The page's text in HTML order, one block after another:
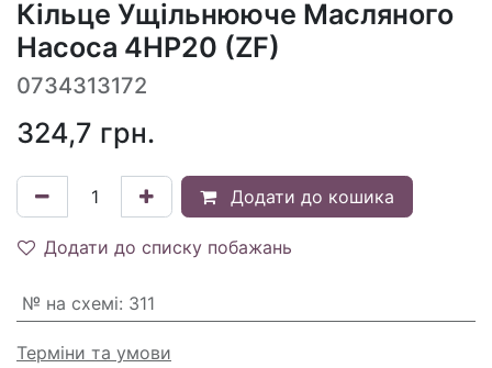
Кільце Ущільнююче Масляного
Насоса 4HP20 (ZF)
0734313172
324,7 грн.
Додати до кошика
Додати до списку побажань
№ на схемі: 311
Терміни та умови